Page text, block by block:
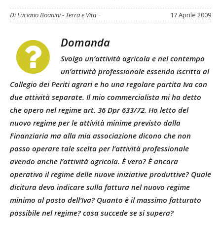
Di Luciano Boanini - Terra e Vita - 17 Aprile 2009
Domanda
Svolgo un’attività agricola e nel contempo
un’attività professionale essendo iscritta al
Collegio dei Periti agrari e ho una regolare partita Iva con
due attività separate. Il mio commercialista mi ha detto
che opero nel regime art. 36 Dpr 633/72. Ho letto del
nuovo regime per le attività minime previsto dalla
Finanziaria ma alla mia associazione dicono che non
posso operare tale scelta per l’attività professionale
avendo anche l’attività agricola. È vero? È ancora
operativo il regime delle nuove iniziative produttive? Quale
dicitura devo indicare sulla fattura nel nuovo regime
minimo al posto dell’Iva? Quanto è il massimo fatturato
possibile nel regime? cosa succede se si supera?